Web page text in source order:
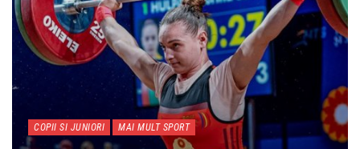
COPII SI JUNIORI MAI MULT SPORT